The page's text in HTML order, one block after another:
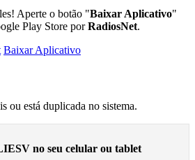
Aperte o botão "Baixar Aplicativo"
Play Store porRadiosNet.
Baixar Aplicativo
ou está duplicada no sistema.
no seu celular ou tablet